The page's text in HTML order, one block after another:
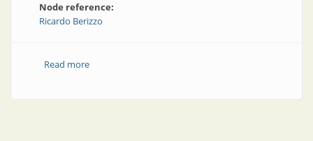
Node reference:
Ricardo Berizzo
Read moreabout Protocolo OCPP, comunicaciones y protocolos